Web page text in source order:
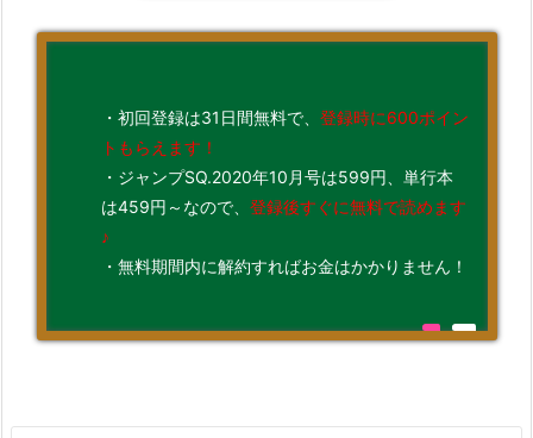
・初回登録は31日間無料で、 登録時に600ポイン
トもらえます！
・ジャンプSQ.2020年10月号は599円、単行本
は459円～なので、 登録後すぐに無料で読めます
♪
・無料期間内に解約すればお金はかかりません！